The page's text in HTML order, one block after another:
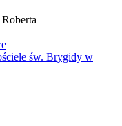
św. Brygidy w